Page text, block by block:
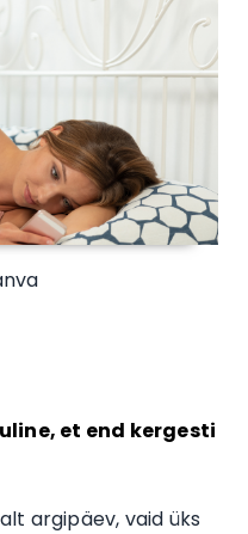
et end kergesti
argipäev, vaid üks